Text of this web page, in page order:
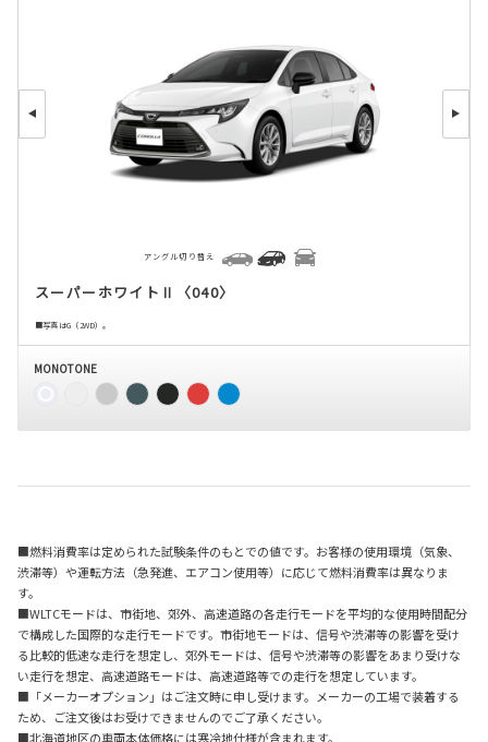
スーパーホワイトⅡ〈040〉
■写真はG（2WD）。
アングル切り替え
MONOTONE
■燃料消費率は定められた試験条件のもとでの値です。お客様の使用環境（気象、
渋滞等）や運転方法（急発進、エアコン使用等）に応じて燃料消費率は異なりま
す。
■WLTCモードは、市街地、郊外、高速道路の各走行モードを平均的な使用時間配分
で構成した国際的な走行モードです。市街地モードは、信号や渋滞等の影響を受け
る比較的低速な走行を想定し、郊外モードは、信号や渋滞等の影響をあまり受けな
い走行を想定、高速道路モードは、高速道路等での走行を想定しています。
■「メーカーオプション」はご注文時に申し受けます。メーカーの工場で装着する
ため、ご注文後はお受けできませんのでご了承ください。
■北海道地区の車両本体価格には寒冷地仕様が含まれます。